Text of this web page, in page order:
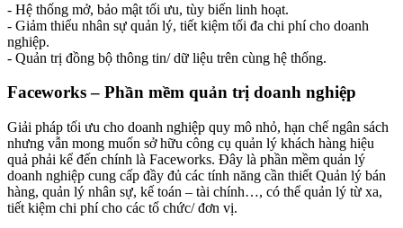
- Hệ thống mở, bảo mật tối ưu, tùy biến linh hoạt.
- Giảm thiểu nhân sự quản lý, tiết kiệm tối đa chi phí cho doanh
nghiệp.
- Quản trị đồng bộ thông tin/ dữ liệu trên cùng hệ thống.
Faceworks – Phần mềm quản trị doanh nghiệp
Giải pháp tối ưu cho doanh nghiệp quy mô nhỏ, hạn chế ngân sách
nhưng vẫn mong muốn sở hữu công cụ quản lý khách hàng hiệu
quả phải kể đến chính là Faceworks. Đây là phần mềm quản lý
doanh nghiệp cung cấp đầy đủ các tính năng cần thiết Quản lý bán
hàng, quản lý nhân sự, kế toán – tài chính…, có thể quản lý từ xa,
tiết kiệm chi phí cho các tổ chức/ đơn vị.